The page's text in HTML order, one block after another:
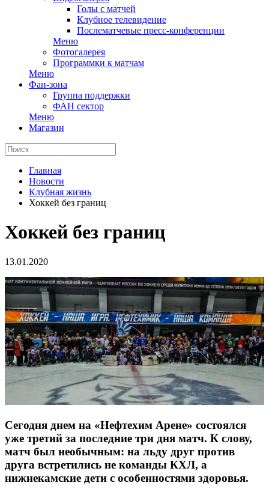
Голы с матчей
Клубное телевидение
Послематчевые пресс-конференции
Меню
Фотогалерея
Программки к матчам
Меню
Фан-зона
Группа поддержки
ФАН сектор
Меню
Магазин
Главная
Новости
Клубная жизнь
Хоккей без границ
Хоккей без границ
13.01.2020
Сегодня днем на «Нефтехим Арене» состоялся
уже третий за последние три дня матч. К слову,
матч был необычным: на льду друг против
друга встретились не команды КХЛ, а
нижнекамские дети с особенностями здоровья.